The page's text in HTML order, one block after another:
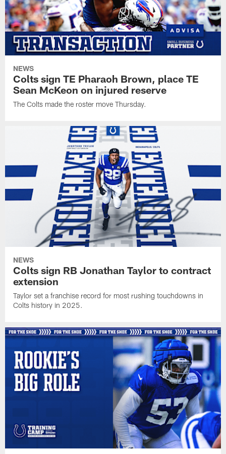
NEWS
Colts sign TE Pharaoh Brown, place TE
Sean McKeon on injured reserve
The Colts made the roster move Thursday.
NEWS
Colts sign RB Jonathan Taylor to contract
extension
Taylor set a franchise record for most rushing touchdowns in
Colts history in 2025.